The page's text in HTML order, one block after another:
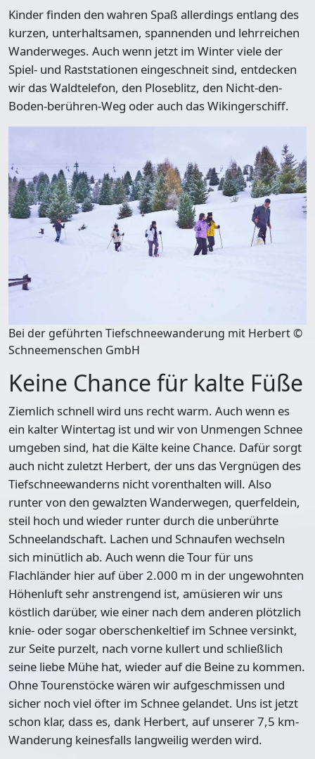
Kinder finden den wahren Spaß allerdings entlang des
kurzen, unterhaltsamen, spannenden und lehrreichen
Wanderweges. Auch wenn jetzt im Winter viele der
Spiel- und Raststationen eingeschneit sind, entdecken
wir das Waldtelefon, den Ploseblitz, den Nicht-den-
Boden-berühren-Weg oder auch das Wikingerschiff.
Bei der geführten Tiefschneewanderung mit Herbert ©
Schneemenschen GmbH
Keine Chance für kalte Füße
Ziemlich schnell wird uns recht warm. Auch wenn es
ein kalter Wintertag ist und wir von Unmengen Schnee
umgeben sind, hat die Kälte keine Chance. Dafür sorgt
auch nicht zuletzt Herbert, der uns das Vergnügen des
Tiefschneewanderns nicht vorenthalten will. Also
runter von den gewalzten Wanderwegen, querfeldein,
steil hoch und wieder runter durch die unberührte
Schneelandschaft. Lachen und Schnaufen wechseln
sich minütlich ab. Auch wenn die Tour für uns
Flachländer hierauf über 2.000 m in der ungewohnten
Höhenluft sehr anstrengend ist, amüsieren wir uns
köstlich darüber, wie einer nach dem anderen plötzlich
knie- oder sogar oberschenkeltief im Schnee versinkt,
zur Seite purzelt, nach vorne kullert und schließlich
seine liebe Mühe hat, wieder auf die Beine zu kommen.
Ohne Tourenstöcke wären wir aufgeschmissen und
sicher noch viel öfter im Schnee gelandet. Uns ist jetzt
schon klar, dass es, dank Herbert, auf unserer7,5 km-
Wanderung keinesfalls langweilig werden wird.